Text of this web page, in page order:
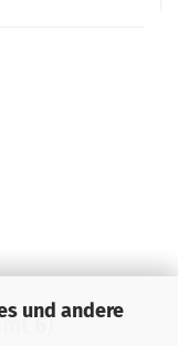
und andere
6)